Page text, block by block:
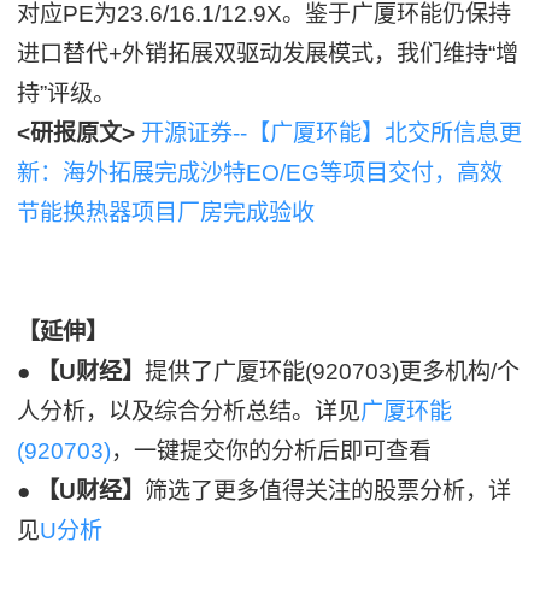
对应PE为23.6/16.1/12.9X。鉴于广厦环能仍保持
进口替代+外销拓展双驱动发展模式，我们维持“增
持”评级。
<研报原文> 开源证券--【广厦环能】北交所信息更
新：海外拓展完成沙特EO/EG等项目交付，高效
节能换热器项目厂房完成验收
【延伸】
●
【U财经】提供了广厦环能(920703)更多机构/个
人分析，以及综合分析总结。详见广厦环能
(920703)，一键提交你的分析后即可查看
●
【U财经】 筛选了更多值得关注的股票分析，详
见U分析